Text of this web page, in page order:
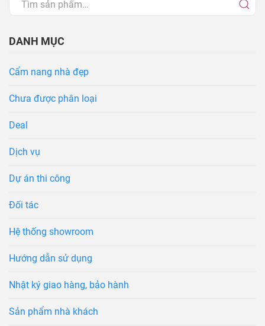
DANH MỤC
Cẩm nang nhà đẹp
Chưa được phân loại
Deal
Dịch vụ
Dự án thi công
Đối tác
Hệ thống showroom
Hướng dẫn sử dụng
Nhật ký giao hàng, bảo hành
Sản phẩm nhà khách